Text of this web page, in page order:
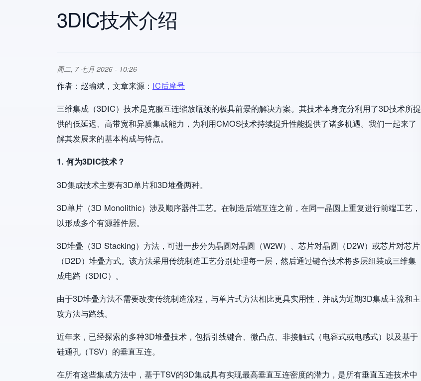
3DIC技术介绍
周二, 7 七月 2026 - 10:26
作者：赵瑜斌，文章来源： IC后摩号
三维集成（3DIC）技术是克服互连缩放瓶颈的极具前景的解决方案。其技术本身充分利用了3D技术所提
供的低延迟、高带宽和异质集成能力，为利用CMOS技术持续提升性能提供了诸多机遇。我们一起来了
解其发展来的基本构成与特点。
1. 何为3DIC技术？
3D集成技术主要有3D单片和3D堆叠两种。
3D单片（3D Monolithic）涉及顺序器件工艺。在制造后端互连之前，在同一晶圆上重复进行前端工艺，
以形成多个有源器件层。
3D堆叠（3D Stacking）方法，可进一步分为晶圆对晶圆（W2W）、芯片对晶圆（D2W）或芯片对芯片
（D2D）堆叠方式。该方法采用传统制造工艺分别处理每一层，然后通过键合技术将多层组装成三维集
成电路（3DIC）。
由于3D堆叠方法不需要改变传统制造流程，与单片式方法相比更具实用性，并成为近期3D集成主流和主
攻方法与路线。
近年来，已经探索的多种3D堆叠技术，包括引线键合、微凸点、非接触式（电容式或电感式）以及基于
硅通孔（TSV）的垂直互连。
在所有这些集成方法中，基于TSV的3D集成具有实现最高垂直互连密度的潜力，是所有垂直互连技术中